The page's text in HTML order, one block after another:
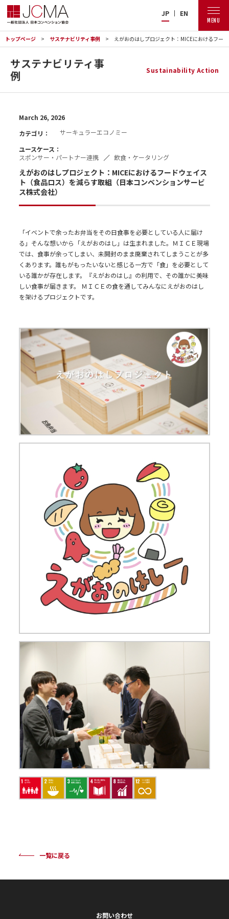
JP EN
MENU
トップページ サステナビリティ事例 えがおのはしプロジェクト：MICEにおけるフー
サステナビリティ事
例
Sustainability Action
March 26, 2026
カテゴリ：
サーキュラーエコノミー
ユースケース：
スポンサー・パートナー連携
飲食・ケータリング
えがおのはしプロジェクト：MICEにおけるフードウェイス
ト（食品ロス）を減らす取組（日本コンベンションサービ
ス株式会社）
「イベントで余ったお弁当をその日食事を必要としている人に届け
る」そんな想いから「えがおのはし」は生まれました。ＭＩＣＥ現場
では、食事が余ってしまい、未開封のまま廃棄されてしまうことが多
くあります。誰もがもったいないと感じる一方で「食」を必要として
いる誰かが存在します。『えがおのはし』の利用で、その誰かに美味
しい食事が届きます。 ＭＩＣＥの食を通してみんなにえがおのはし
を架けるプロジェクトです。
一覧に戻る
お問い合わせ